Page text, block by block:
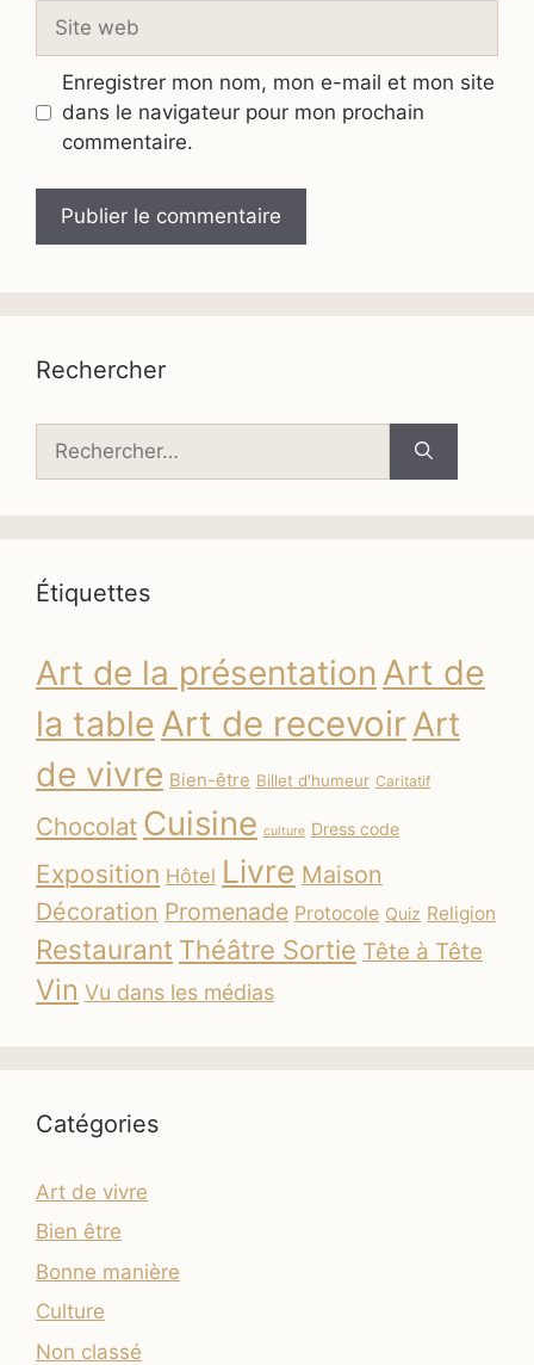
Site
Enregistrer mon nom, mon e-mail et mon site
dans le navigateur pour mon prochain
commentaire.
Rechercher
Étiquettes
Art de la présentation Art de
la table Art de recevoirArt
de vivre Bien-être Billet d'humeur Caritatif
Chocolat Cuisine culture Dress code
Exposition Hôtel Livre Maison
Décoration Promenade Protocole Quiz Religion
Restaurant Théâtre Sortie Tête à Tête
Vin Vu dans les médias
Catégories
Art de vivre
Bien être
Bonne manière
Culture
Non classé